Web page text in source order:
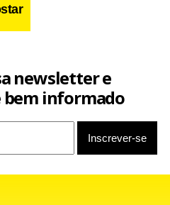
no empate do Hamburgo
Quando os atletas já
não terem conquistado o
newsletter e
bem informado